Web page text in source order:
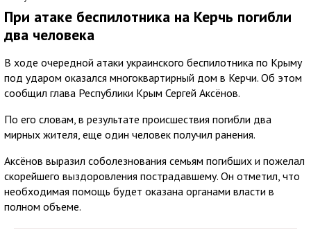
При атаке беспилотника на Керчь погибли
два человека
В ходе очередной атаки украинского беспилотника по Крыму
под ударом оказался многоквартирный дом в Керчи. Об этом
сообщил глава Республики Крым Сергей Аксёнов.
По его словам, в результате происшествия погибли два
мирных жителя, еще один человек получил ранения.
Аксёнов выразил соболезнования семьям погибших и пожелал
скорейшего выздоровления пострадавшему. Он отметил, что
необходимая помощь будет оказана органами власти в
полном объеме.